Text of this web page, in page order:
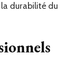
durabilité du